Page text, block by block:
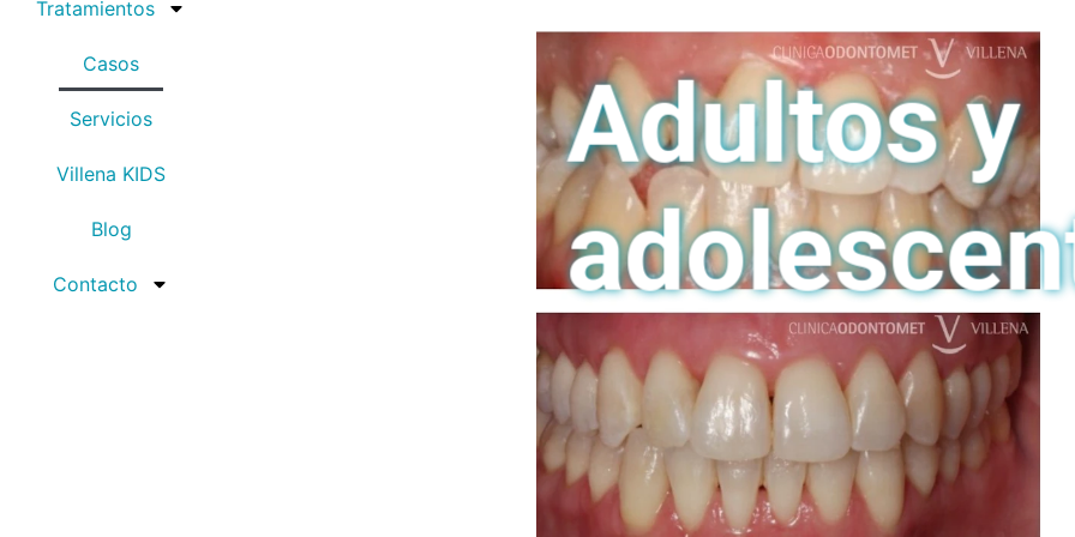
Tratamientos
Casos
Servicios
Villena KIDS
Blog
Contacto
Adultos y